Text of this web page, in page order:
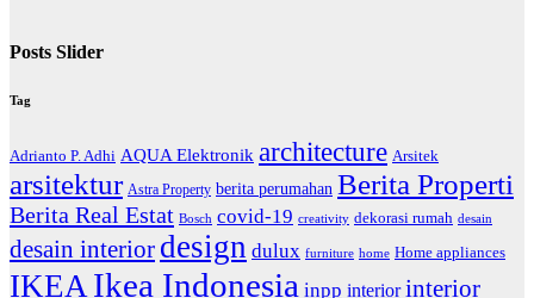
Posts Slider
Tag
Adrianto P. Adhi AQUA Elektronik architecture Arsitek
arsitektur Astra Property berita perumahan Berita Properti
Berita Real Estat Bosch covid-19 creativity dekorasi rumah desain
desain interior design dulux furniture home Home appliances
IKEAIkea Indonesia inpp interior interior